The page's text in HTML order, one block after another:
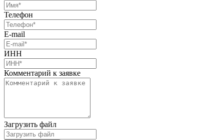
Телефон
E-mail
ИНН
Комментарий к заявке
Загрузить файл